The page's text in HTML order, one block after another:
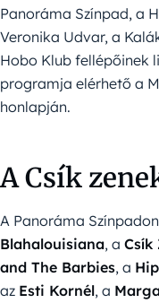
Panoráma Színpad, a
Veronika Udvar, a
Hobo Klub fellépőinek
programja elérhető a
honlapján.
A Csík
A Panoráma
Blahalouisiana, a Csík
and The Barbies, a
az Esti Kornél, a